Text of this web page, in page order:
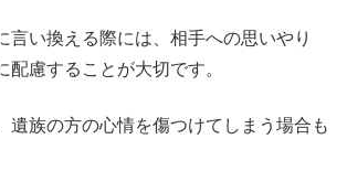
言い換える際には、相手への思いやり
配慮することが大切です。
遺族の方の心情を傷つけてしまう場合も